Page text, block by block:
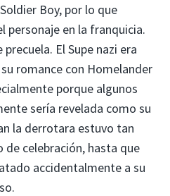
Boy, por lo que
personaje en la franquicia.
El Supe nazi era
romance con Homelander
porque algunos
sería revelada como su
la derrotara estuvo tan
de celebración, hasta que
accidentalmente a su